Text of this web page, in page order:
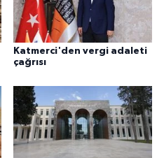
Katmerci'den vergi adaleti
çağrısı